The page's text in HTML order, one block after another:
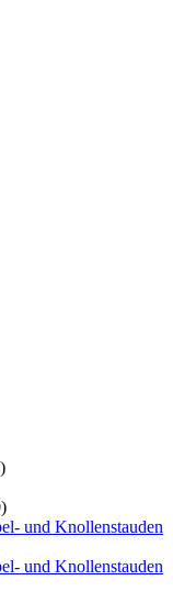
und Knollenstauden
und Knollenstauden